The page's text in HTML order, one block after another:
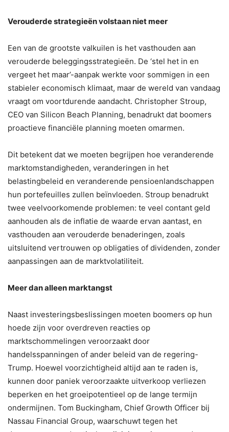
Verouderde strategieën volstaan niet meer
Een van de grootste valkuilen is het vasthouden aan
verouderde beleggingsstrategieën. De ‘stel het in en
vergeet het maar’-aanpak werkte voor sommigen in een
stabieler economisch klimaat, maar de wereld van vandaag
vraagt ​​om voortdurende aandacht. Christopher Stroup,
CEO van Silicon Beach Planning, benadrukt dat boomers
proactieve financiële planning moeten omarmen.
Dit betekent dat we moeten begrijpen hoe veranderende
marktomstandigheden, veranderingen in het
belastingbeleid en veranderende pensioenlandschappen
hun portefeuilles zullen beïnvloeden. Stroup benadrukt
twee veelvoorkomende problemen: te veel contant geld
aanhouden als de inflatie de waarde ervan aantast, en
vasthouden aan verouderde benaderingen, zoals
uitsluitend vertrouwen op obligaties of dividenden, zonder
aanpassingen aan de marktvolatiliteit.
Meer dan alleen marktangst
Naast investeringsbeslissingen moeten boomers op hun
hoede zijn voor overdreven reacties op
marktschommelingen veroorzaakt door
handelsspanningen of ander beleid van de regering-
Trump. Hoewel voorzichtigheid altijd aan te raden is,
kunnen door paniek veroorzaakte uitverkoop verliezen
beperken en het groeipotentieel op de lange termijn
ondermijnen. Tom Buckingham, Chief Growth Officer bij
Nassau Financial Group, waarschuwt tegen het